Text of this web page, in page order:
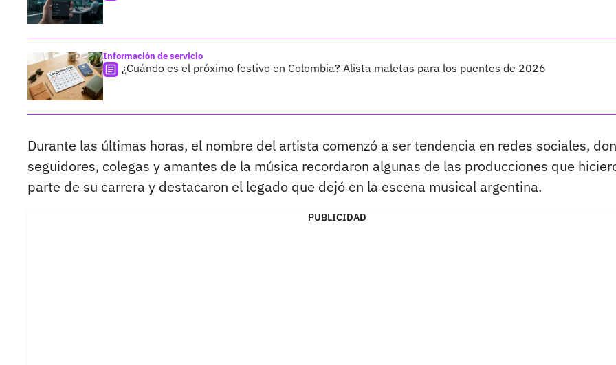
Información de servicio
¿Cuándo es el próximo festivo en Colombia? Alista maletas para los puentes de 2026
Durante las últimas horas, el nombre del artista comenzó a ser tendencia en redes sociales,
seguidores, colegas y amantes de la música recordaron algunas de las producciones que
parte de su carrera y destacaron el legado que dejó en la escena musical argentina.
PUBLICIDAD